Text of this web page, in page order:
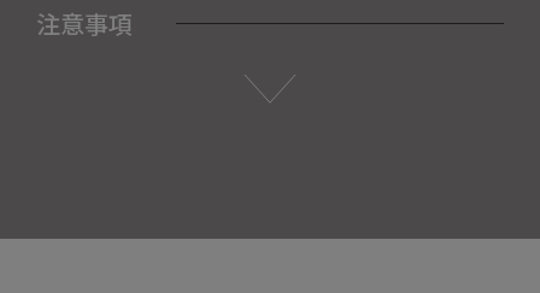
注意事項